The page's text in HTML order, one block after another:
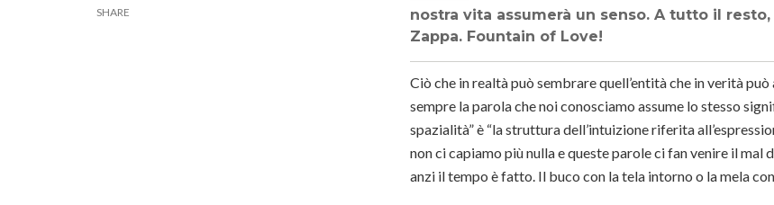
SHARE
nostra vita assumerà un senso. A tutto il
Zappa. Fountain of Love!
Ciò che in realtà può sembrare quell’entità che in verità
sempre la parola che noi conosciamo assume lo stesso
spazialità” è “la struttura dell’intuizione riferita
non ci capiamo più nulla e queste parole ci fan venire il mal
anzi il tempo è fatto. Il buco con la tela intorno o la mela